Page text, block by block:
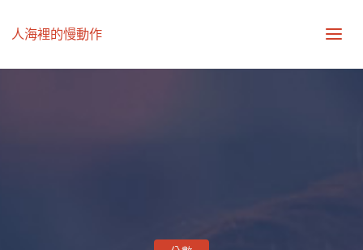
人海裡的慢動作